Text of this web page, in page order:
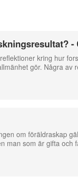
kring hur
gör. Några av
om föräldraskap
man som är gifta och